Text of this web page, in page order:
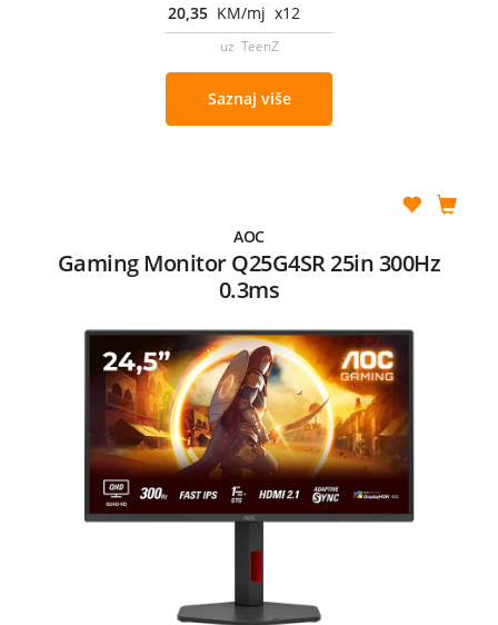
20,35 KM/mj x12
uz TeenZ
Saznaj više
AOC
Gaming Monitor Q25G4SR 25in 300Hz
0.3ms